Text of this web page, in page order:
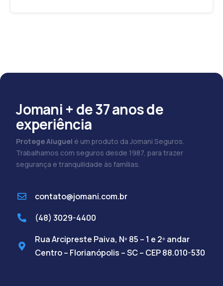
Jomani + de 37 anos de
experiência
Protege Aluguel é um produto da Jomani Seguros.
Trabalhamos com seguros desde 1987, para trazer
segurança e tranquilidade às famílias.
contato@jomani.com.br
(48) 3029-4400
Rua Arcipreste Paiva, Nº 85 – 1 e 2º andar
Centro – Florianópolis – SC – CEP 88.010-530